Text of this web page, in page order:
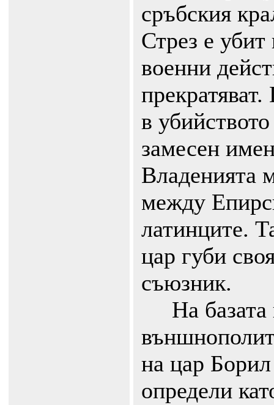
сръбския
Стрез е
военни
в
замесен
Владенията
между
латинците.
цар губи
съюзник.
На базата
на цар
определи